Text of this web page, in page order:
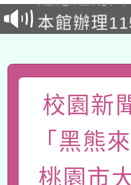
招)
本館辦理
科技賦能─
礎課程
A3數位素
「數位內
pilot」
有關大陸
薪期間赴
轉知經濟
業技術研
115年8月
校園新
「黑熊
桃園市